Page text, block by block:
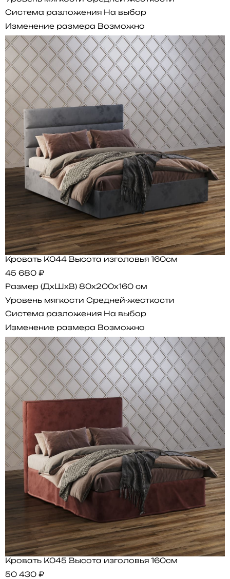
Система разложения На выбор
Изменение размера Возможно
Кровать K044 Высота изголовья 160см
45 680 ₽
Размер (ДхШхВ) 80x200x160 см
Уровень мягкости Средней-жесткости
Система разложения На выбор
Изменение размера Возможно
Кровать K045 Высота изголовья 160см
50 430 ₽